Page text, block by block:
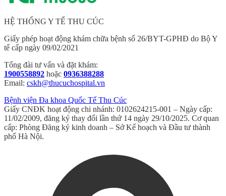
HỆ THỐNG Y TẾ THU CÚC
Giấy phép hoạt động khám chữa bệnh số 26/BYT-GPHĐ do Bộ Y
tế cấp ngày 09/02/2021
Tổng đài tư vấn và đặt khám:
1900558892 hoặc 0936388288
Email: cskh@thucuchospital.vn
Bệnh viện Đa khoa Quốc Tế Thu Cúc
Giấy CNĐK hoạt động chi nhánh: 0102624215-001 – Ngày cấp:
11/02/2009, đăng ký thay đổi lần thứ 14 ngày 29/10/2025. Cơ quan
cấp: Phòng Đăng ký kinh doanh – Sở Kế hoạch và Đầu tư thành
phố Hà Nội.